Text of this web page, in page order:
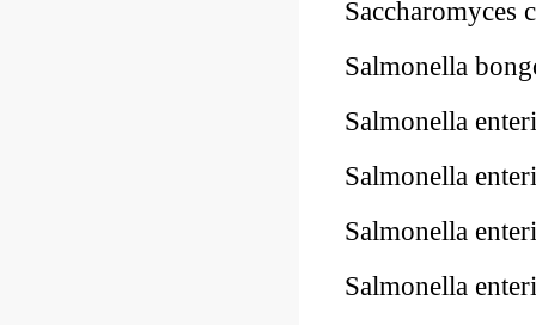
Salmonella
Salmonella
Salmonella
Salmonella
Salmonella